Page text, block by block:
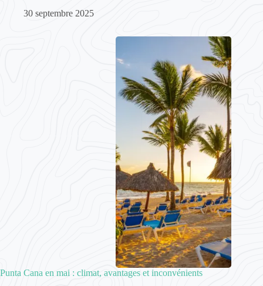
30 septembre 2025
Punta Cana en mai : climat, avantages et inconvénients